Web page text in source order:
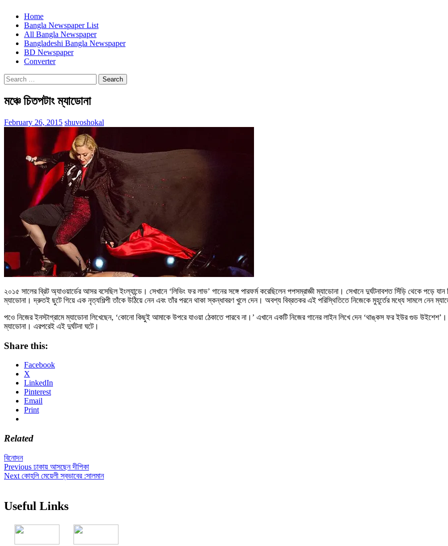
Home
Bangla Newspaper List
All Bangla Newspaper
Bangladeshi Bangla Newspaper
BD Newspaper
Converter
Search
for:
মঞ্চে চিতপটাং ম্যাডোনা
February 26, 2015 shuvoshokal
২০১৫ সালের ব্রিট অ্যাওয়ার্ডের আসর বসেছিল ইংল্যান্ডে। সেখানে ‘লিভিং ফর লাভ’ গানের সঙ্গে পারফর্ম করেছিলেন পপসম্রাজ্ঞী ম্যাডোনা। সেখানে দুর্ঘটনাবশত সিঁড়ি থেকে পড়ে যান
ম্যাডোনা। দ্রুতই ছুটে গিয়ে এক নৃত্যশিল্পী তাঁকে উঠিয়ে নেন এবং তাঁর পরনে থাকা স্কন্ধাবরণ খুলে দেন। অবশ্য বিব্রতকর এই পরিস্থিতিতে নিজেকে মুহূর্তের মধ্যে সামলে নেন
পওে নিজের ইনস্টাগ্রামে ম্যাডোনা লিখেছেন, ‘কোনো কিছুই আমাকে উপরে যাওয়া ঠেকাতে পারবে না।’ এখানে একটি নিজের গানের লাইন লিখে দেন ‘থাঙ্কস ফর ইউর গুড
ম্যাডোনা। এরপরেই এই দুর্ঘটনা ঘটে।
Share this:
Facebook
X
LinkedIn
Pinterest
Email
Print
Related
বিনোদন
Post
navigation
Previous Previous
post:
ঢাকায় আসছেন দীপিকা
Next Next
কোহলি মেয়েলী স্বভাবের :সালমান
Useful Links